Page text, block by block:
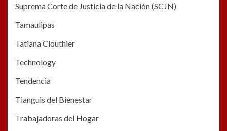
Suprema Corte de Justicia de la Nación (SCJN)
Tamaulipas
Tatiana Clouthier
Technology
Tendencia
Tianguis del Bienestar
Trabajadoras del Hogar